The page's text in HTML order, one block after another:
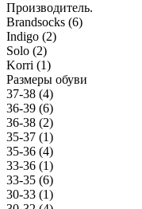
Производитель.
Brandsocks (6)
Indigo (2)
Solo (2)
Korri (1)
Размеры обуви
37-38 (4)
36-39 (6)
36-38 (2)
35-37 (1)
35-36 (4)
33-36 (1)
33-35 (6)
30-33 (1)